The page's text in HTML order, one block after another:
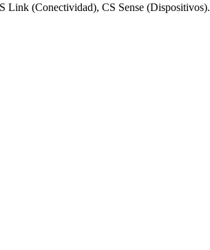
Link (Conectividad), CS Sense (Dispositivos).